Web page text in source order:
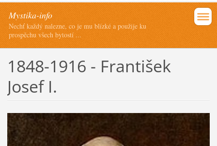
Mystika-info
Nechť každý nalezne, co je mu blízké a použije ku
prospěchu všech bytostí ...
1848-1916 - František
Josef I.